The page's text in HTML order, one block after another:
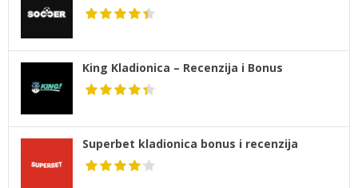
King Kladionica – Recenzija i Bonus
Superbet kladionica bonus i recenzija